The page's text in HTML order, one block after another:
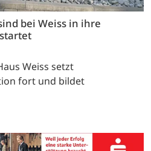
bei Weiss in ihre
Weiss setzt
fort und bildet